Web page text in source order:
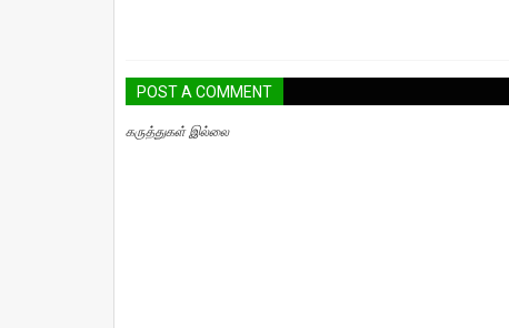
POST A COMMENT
கருத்துகள் இல்லை